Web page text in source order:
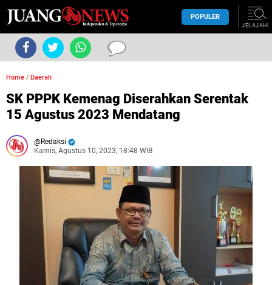
POPULER
JELAJAHI
Home / Daerah
SK PPPK Kemenag Diserahkan Serentak
15 Agustus 2023 Mendatang
Redaksi
Kamis, Agustus 10, 2023, 18:48 WIB